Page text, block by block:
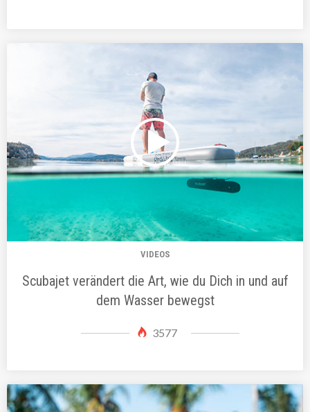
VIDEOS
Scubajet verändert die Art, wie du Dich in und auf
dem Wasser bewegst
3577